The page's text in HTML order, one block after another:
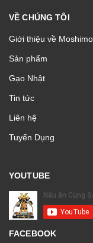
VỀ CHÚNG TÔI
Giới thiệu về
Sản phẩm
Gạo Nhật
Tin tức
Liên hệ
Tuyển Dụng
YOUTUBE
FACEBOOK